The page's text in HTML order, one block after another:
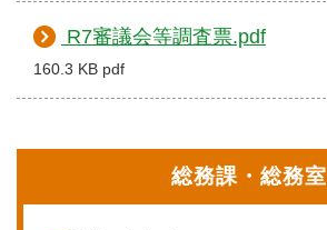
R7審議会等調査票.pdf
160.3 KB pdf
総務課・総務室